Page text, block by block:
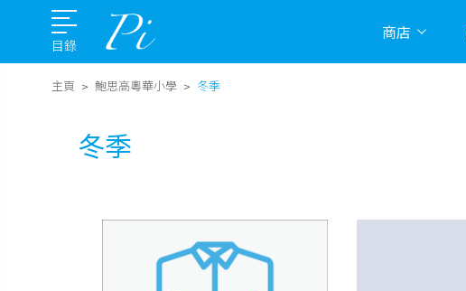
目錄
商店
主頁 鮑思高粵華小學 冬季
冬季